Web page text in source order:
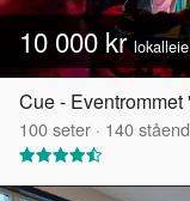
10 000 krlokalleie
Cue - Eventrommet
100seter · 140